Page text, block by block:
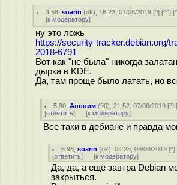
4.58 ,soarin (ok), 16:23, 07/08/2019 [^] [^^] [
[к модератору]
ну это ложь
https://security-tracker.debian.org/
2018-6791
Вот как "не была" никогда
дырка в KDE.
Да, там проще было латать, но
5.90 ,Аноним (90), 21:52, 07/08/2019 [^]
[ответить] [к модератору]
Все таки в дебиане и правда
6.98 ,soarin (ok), 04:28, 08/08/2019 [^]
[ответить] [к модератору]
Да, да, а ещё завтра Debian
закрыться.